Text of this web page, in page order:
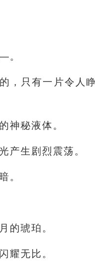
。
，只有一片令人
神秘液体。
产生剧烈震荡。
。
的琥珀。
耀无比。